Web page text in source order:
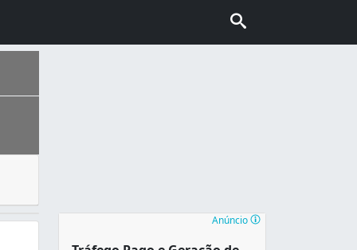
Anúncio